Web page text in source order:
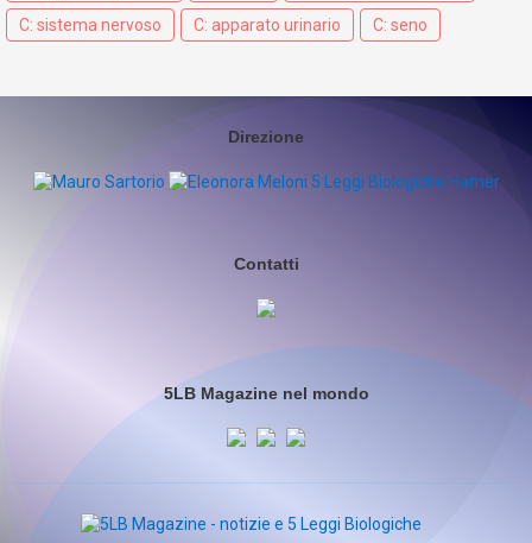
C: sistema nervoso C: apparato urinario C: seno
Direzione
Contatti
5LB Magazine nel mondo